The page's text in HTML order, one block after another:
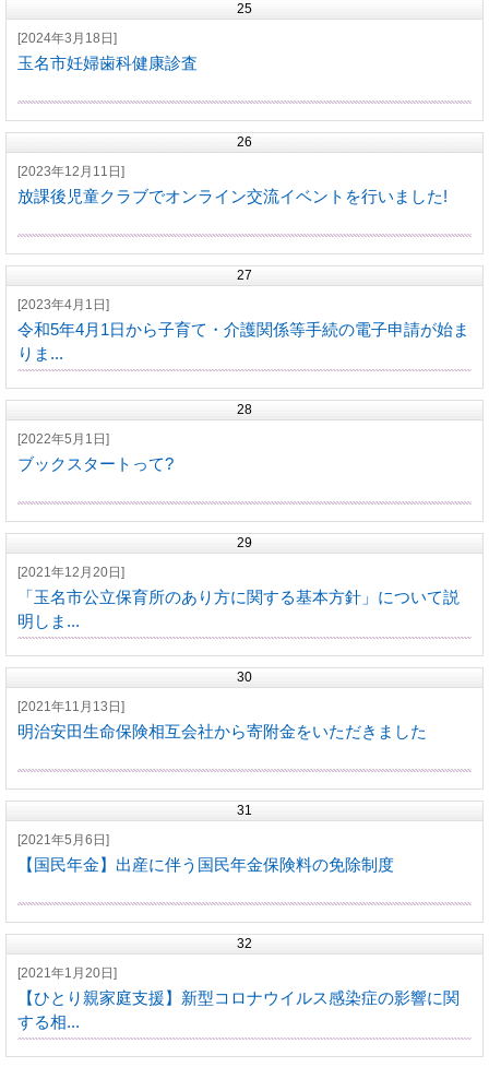
25
[2024年3月18日]
玉名市妊婦歯科健康診査
26
[2023年12月11日]
放課後児童クラブでオンライン交流イベントを行いました!
27
[2023年4月1日]
令和5年4月1日から子育て・介護関係等手続の電子申請が始ま
りま...
28
[2022年5月1日]
ブックスタートって?
29
[2021年12月20日]
「玉名市公立保育所のあり方に関する基本方針」について説
明しま...
30
[2021年11月13日]
明治安田生命保険相互会社から寄附金をいただきました
31
[2021年5月6日]
【国民年金】出産に伴う国民年金保険料の免除制度
32
[2021年1月20日]
【ひとり親家庭支援】新型コロナウイルス感染症の影響に関
する相...